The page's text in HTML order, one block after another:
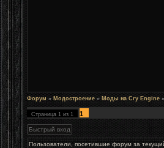
Форум » Модостроение » Моды на Cry Engine »
Страница 1 из 1 1
Пользователи, посетившие форум за